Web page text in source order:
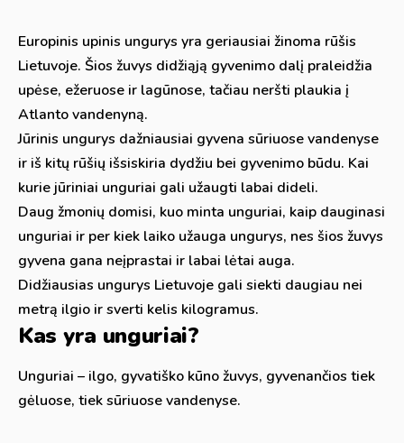
Europinis upinis ungurys yra geriausiai žinoma rūšis
Lietuvoje. Šios žuvys didžiąją gyvenimo dalį praleidžia
upėse, ežeruose ir lagūnose, tačiau neršti plaukia į
Atlanto vandenyną.
Jūrinis ungurys dažniausiai gyvena sūriuose vandenyse
ir iš kitų rūšių išsiskiria dydžiu bei gyvenimo būdu. Kai
kurie jūriniai unguriai gali užaugti labai dideli.
Daug žmonių domisi, kuo minta unguriai, kaip dauginasi
unguriai ir per kiek laiko užauga ungurys, nes šios žuvys
gyvena gana neįprastai ir labai lėtai auga.
Didžiausias ungurys Lietuvoje gali siekti daugiau nei
metrą ilgio ir sverti kelis kilogramus.
Kas yra unguriai?
Unguriai – ilgo, gyvatiško kūno žuvys, gyvenančios tiek
gėluose, tiek sūriuose vandenyse.